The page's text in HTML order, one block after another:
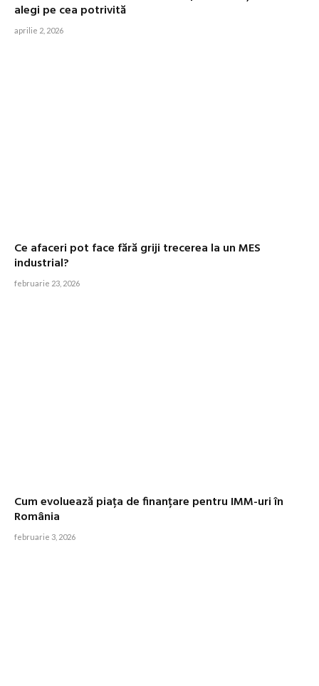
alegi pe cea potrivită
aprilie 2, 2026
Ce afaceri pot face fără griji trecerea la un MES
industrial?
februarie 23, 2026
Cum evoluează piața de finanțare pentru IMM-uri în
România
februarie 3, 2026